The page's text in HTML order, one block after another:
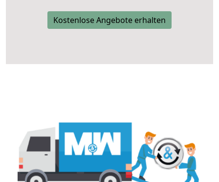
Kostenlose Angebote erhalten